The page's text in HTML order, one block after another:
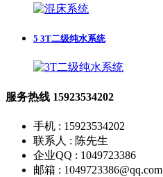
5 3T二级纯水系统
服务热线 15923534202
手机 : 15923534202
联系人 : 陈先生
企业QQ : 1049723386
邮箱 : 1049723386@qq.com